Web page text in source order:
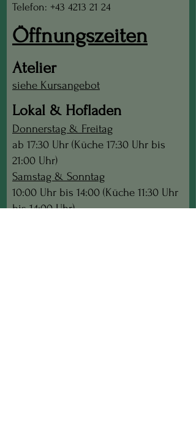
Telefon: +43 4213 21 24
Öffnungszeiten
Atelier
siehe Kursangebot
Lokal & Hofladen
Donnerstag & Freitag
ab 17:30 Uhr (Küche 17:30 Uhr bis
21:00 Uhr)
Samstag & Sonntag
10:00 Uhr bis 14:00 (Küche 11:30 Uhr
bis 14:00 Uhr)